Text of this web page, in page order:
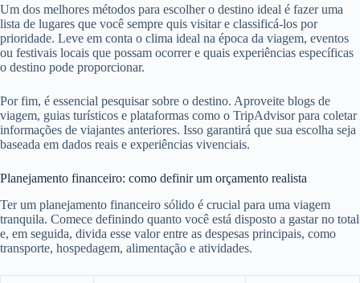
Um dos melhores métodos para escolher o destino ideal é fazer uma
lista de lugares que você sempre quis visitar e classificá-los por
prioridade. Leve em conta o clima ideal na época da viagem, eventos
ou festivais locais que possam ocorrer e quais experiências específicas
o destino pode proporcionar.
Por fim, é essencial pesquisar sobre o destino. Aproveite blogs de
viagem, guias turísticos e plataformas como o TripAdvisor para coletar
informações de viajantes anteriores. Isso garantirá que sua escolha seja
baseada em dados reais e experiências vivenciais.
Planejamento financeiro: como definir um orçamento realista
Ter um planejamento financeiro sólido é crucial para uma viagem
tranquila. Comece definindo quanto você está disposto a gastar no total
e, em seguida, divida esse valor entre as despesas principais, como
transporte, hospedagem, alimentação e atividades.